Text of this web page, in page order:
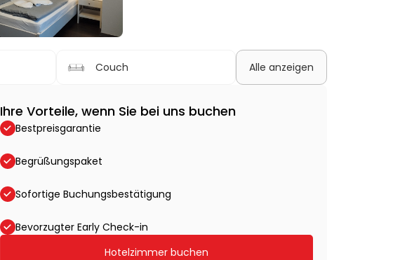
Couch Alle anzeigen
Ihre Vorteile, wenn Sie bei uns buchen
Bestpreisgarantie
Begrüßungspaket
Sofortige Buchungsbestätigung
Bevorzugter Early Check-in
Hotelzimmer buchen